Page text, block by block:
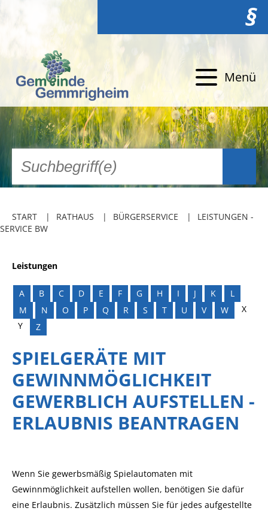
§
Menü
START RATHAUS BÜRGERSERVICE
LEISTUNGEN -
SERVICE BW
Leistungen
A B C D E F G H I J K
L
M
N O P Q R S T U V W
X
Y
Z
SPIELGERÄTE MIT
GEWINNMÖGLICHKEIT
GEWERBLICH AUFSTELLEN -
ERLAUBNIS BEANTRAGEN
Wenn Sie gewerbsmäßig Spielautomaten mit
Gewinnmöglichkeit aufstellen wollen, benötigen Sie dafür
eine Erlaubnis. Zusätzlich müssen Sie für jedes aufgestellte